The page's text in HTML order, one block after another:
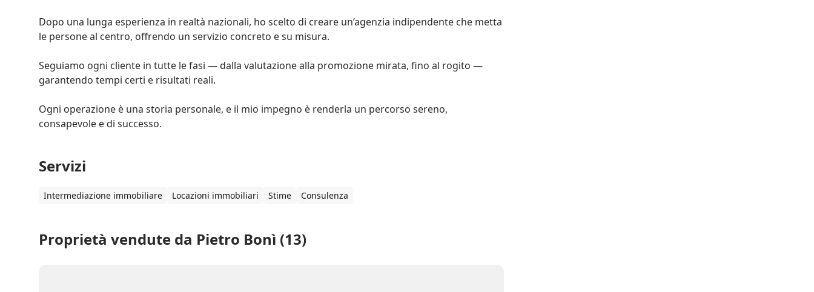
Dopo una lunga esperienza in realtà nazionali, ho scelto di creare un’agenzia indipendente che metta
le persone al centro, offrendo un servizio concreto e su misura.
Seguiamo ogni cliente in tutte le fasi — dalla valutazione alla promozione mirata, fino al rogito —
garantendo tempi certi e risultati reali.
Ogni operazione è una storia personale, e il mio impegno è renderla un percorso sereno,
consapevole e di successo.
Servizi
Intermediazione immobiliare Locazioni immobiliari Stime Consulenza
Proprietà vendute da Pietro Bonì (13)